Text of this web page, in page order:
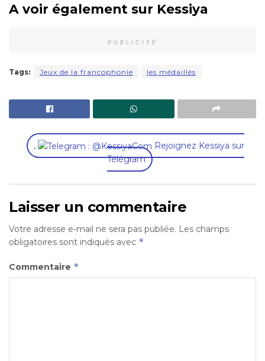
A voir également sur Kessiya
PUBLICITÉ
Tags: Jeux de la francophonie les médaillés
,
Rejoignez Kessiya sur
Télégram
Laisser un commentaire
Votre adresse e-mail ne sera pas publiée. Les champs
obligatoires sont indiqués avec *
Commentaire *